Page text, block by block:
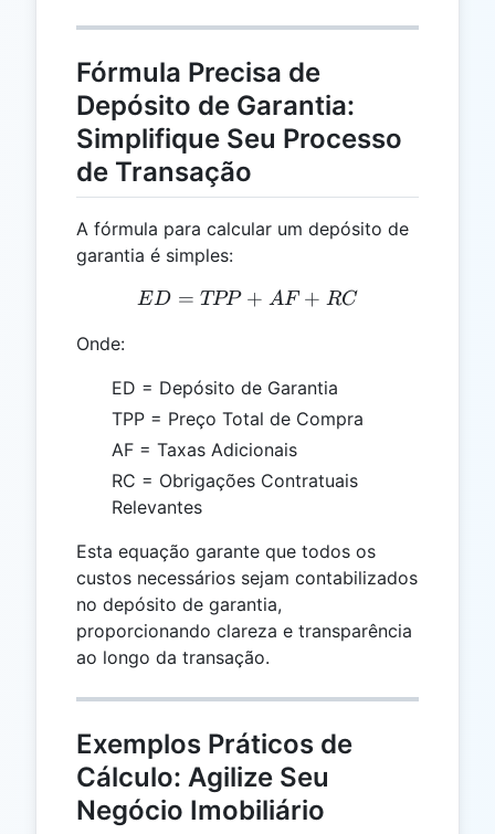
Fórmula Precisa de
Depósito de Garantia:
Simplifique Seu Processo
de Transação
A fórmula para calcular um depósito de
garantia é simples:
ED = TPP + AF + RC
ED = TPP + AF + RC
Onde:
ED = Depósito de Garantia
TPP = Preço Total de Compra
AF = Taxas Adicionais
RC = Obrigações Contratuais
Relevantes
Esta equação garante que todos os
custos necessários sejam contabilizados
no depósito de garantia,
proporcionando clareza e transparência
ao longo da transação.
Exemplos Práticos de
Cálculo: Agilize Seu
Negócio Imobiliário